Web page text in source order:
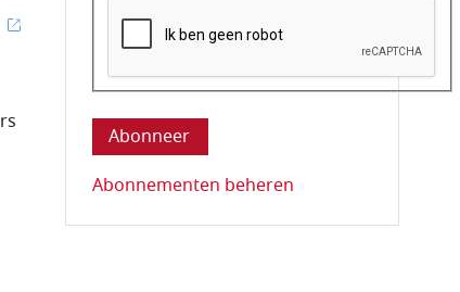
Deze vraag is om te controleren dat u
Abonnementen beheren